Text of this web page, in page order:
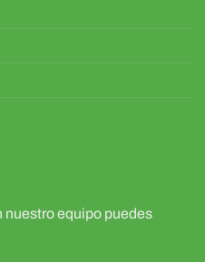
nuestro equipo puedes